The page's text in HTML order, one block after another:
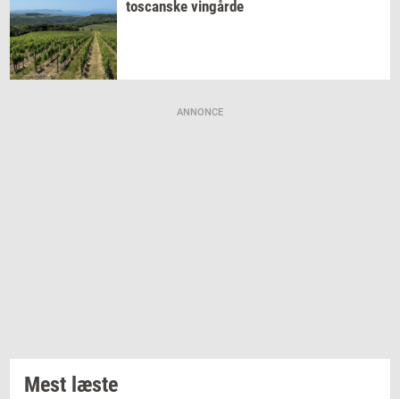
toscan­ske vin­går­de
ANNONCE
Mest læste